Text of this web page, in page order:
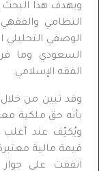
ويهدف هذا البحث
النظامي
الوصفي التحليلي
السعودي وما
الفقه الإسلامي.
وقد تبين من
بأنه حق ملكية
ويُكيّف عند أغلب
قيمة مالية
اتفقت على جواز